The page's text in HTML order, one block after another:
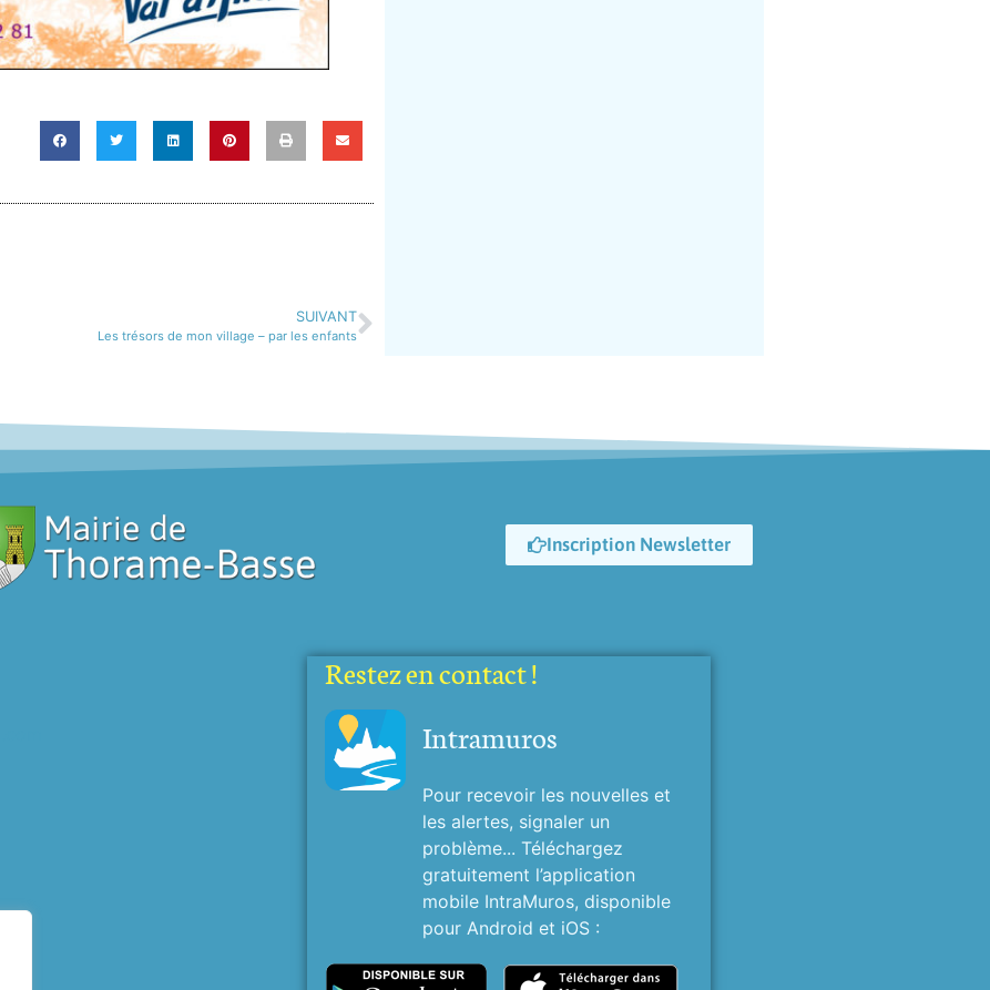
SUIVANT
Les trésors de mon village – par les enfants
Inscription Newsletter
Restez en contact !
Intramuros
Pour recevoir les nouvelles et
les alertes, signaler un
problème... Téléchargez
gratuitement l’application
mobile IntraMuros, disponible
pour Android et iOS :